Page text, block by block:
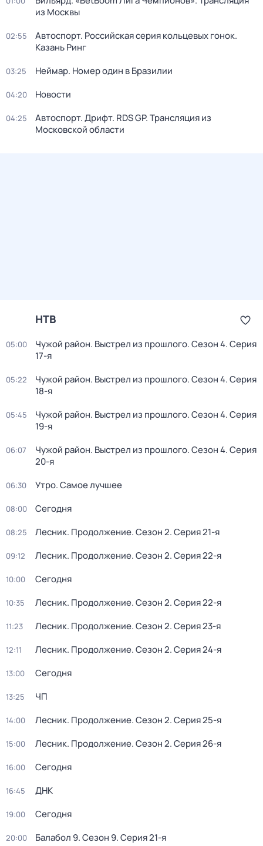
из Москвы
02:55
Автоспорт. Российская серия кольцевых гонок.
Казань Ринг
03:25 Неймар. Номер один в Бразилии
04:20 Новости
04:25
Автоспорт. Дрифт. RDS GP. Трансляция из
Московской области
НТВ
05:00 Чужой район. Выстрел из прошлого. Сезон 4. Серия
17-я
05:22 Чужой район. Выстрел из прошлого. Сезон 4. Серия
18-я
05:45 Чужой район. Выстрел из прошлого. Сезон 4. Серия
19-я
06:07 Чужой район. Выстрел из прошлого. Сезон 4. Серия
20-я
06:30 Утро. Самое лучшее
08:00 Сегодня
08:25 Лесник. Продолжение. Сезон 2. Серия 21-я
09:12 Лесник. Продолжение. Сезон 2. Серия 22-я
10:00 Сегодня
10:35 Лесник. Продолжение. Сезон 2. Серия 22-я
11:23 Лесник. Продолжение. Сезон 2. Серия 23-я
12:11 Лесник. Продолжение. Сезон 2. Серия 24-я
13:00 Сегодня
13:25 ЧП
14:00 Лесник. Продолжение. Сезон 2. Серия 25-я
15:00 Лесник. Продолжение. Сезон 2. Серия 26-я
16:00 Сегодня
16:45 ДНК
19:00 Сегодня
20:00 Балабол 9. Сезон 9. Серия 21-я